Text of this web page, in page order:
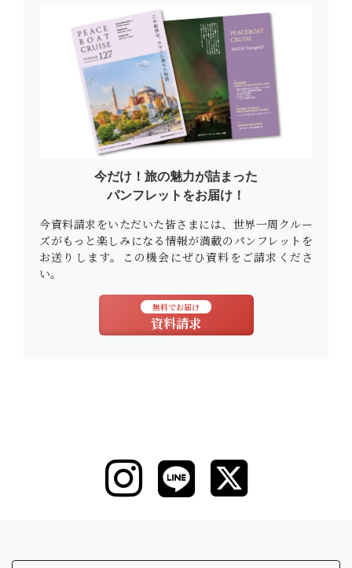
今だけ！旅の魅力が詰まった
パンフレットをお届け！
今資料請求をいただいた皆さまには、世界一周クルー
ズがもっと楽しみになる情報が満載のパンフレットを
お送りします。この機会にぜひ資料をご請求くださ
い。
無料でお届け
資料請求